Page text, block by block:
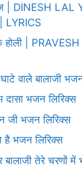
| DINESH LAL
LYRICS
|
घाटे वाले बालाजी
दासा भजन लिरिक्स
जी भजन लिरिक्स
है भजन लिरिक्स
बालाजी तेरे चरणों में